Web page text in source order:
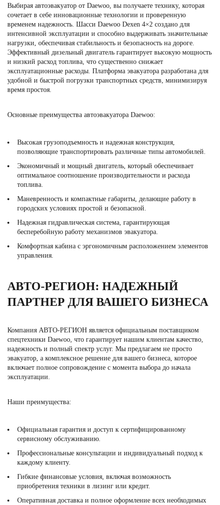
Выбирая автоэвакуатор от Daewoo, вы получаете технику, которая
сочетает в себе инновационные технологии и проверенную
временем надежность. Шасси Daewoo Dexen 4×2 создано для
интенсивной эксплуатации и способно выдерживать значительные
нагрузки, обеспечивая стабильность и безопасность на дороге.
Эффективный дизельный двигатель гарантирует высокую мощность
и низкий расход топлива, что существенно снижает
эксплуатационные расходы. Платформа эвакуатора разработана для
удобной и быстрой погрузки транспортных средств, минимизируя
время простоя.
Основные преимущества автоэвакуатора Daewoo:
Высокая грузоподъемность и надежная конструкция,
позволяющие транспортировать различные типы автомобилей.
Экономичный и мощный двигатель, который обеспечивает
оптимальное соотношение производительности и расхода
топлива.
Маневренность и компактные габариты, делающие работу в
городских условиях простой и безопасной.
Надежная гидравлическая система, гарантирующая
бесперебойную работу механизмов эвакуатора.
Комфортная кабина с эргономичным расположением элементов
управления.
АВТО-РЕГИОН: НАДЕЖНЫЙ
ПАРТНЕР ДЛЯ ВАШЕГО БИЗНЕСА
Компания АВТО-РЕГИОН является официальным поставщиком
спецтехники Daewoo, что гарантирует нашим клиентам качество,
надежность и полный спектр услуг. Мы предлагаем не просто
эвакуатор, а комплексное решение для вашего бизнеса, которое
включает полное сопровождение с момента выбора до начала
эксплуатации.
Наши преимущества:
Официальная гарантия и доступ к сертифицированному
сервисному обслуживанию.
Профессиональные консультации и индивидуальный подход к
каждому клиенту.
Гибкие финансовые условия, включая возможность
приобретения техники в лизинг или кредит.
Оперативная доставка и полное оформление всех необходимых